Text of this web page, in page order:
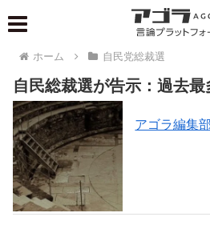
ホーム 自民党総裁選
自民総裁選が告示：過去
アゴラ編集部